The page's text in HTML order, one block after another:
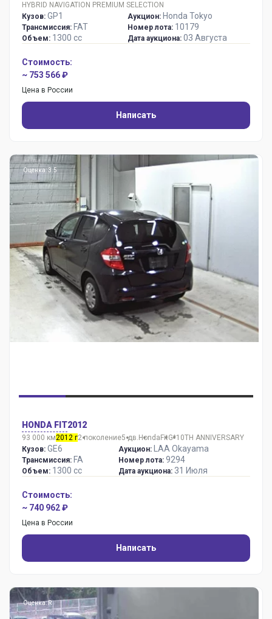
HYBRID NAVIGATION PREMIUM SELECTION
Кузов: GP1
Трансмиссия: FAT
Объем: 1300 сс
Аукцион: Honda Tokyo
Номер лота: 10179
Дата аукциона: 03 Августа
Стоимость:
~ 753 566 ₽
Цена в России
Написать
Оценка: 3.5
HONDA FIT2012
93 000 км2012 г2 поколение5 дв. Honda FitG*10TH ANNIVERSARY
Кузов: GE6
Трансмиссия: FA
Объем: 1300 сс
Аукцион: LAA Okayama
Номер лота: 9294
Дата аукциона: 31 Июля
Стоимость:
~ 740 962 ₽
Цена в России
Написать
Оценка: R